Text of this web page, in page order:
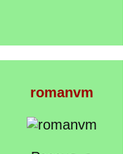
romanvm